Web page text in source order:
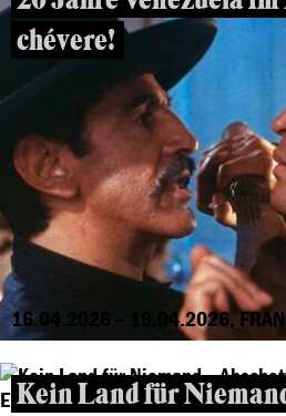
chévere!
16.04.2026 – 19.04.2026,
Kein Land für